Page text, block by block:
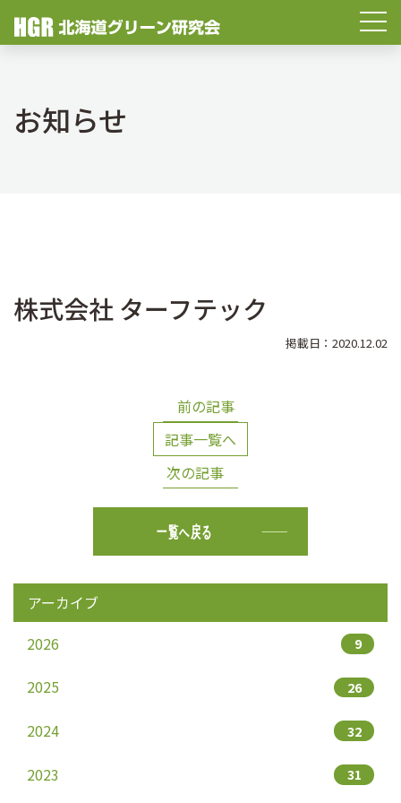
お知らせ
株式会社 ターフテック
掲載日：2020.12.02
前の記事
記事一覧へ
次の記事
一覧へ戻る
アーカイブ
2026
9
2025 26
2024 32
2023 31